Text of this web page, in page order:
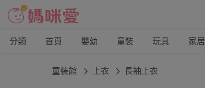
分類 首頁 嬰幼 童裝 玩具 家居
童裝館 上衣 長袖上衣